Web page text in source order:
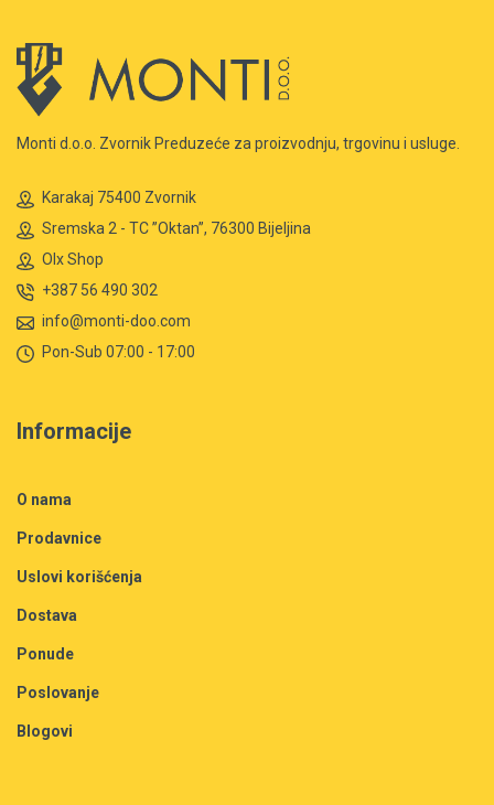
Monti d.o.o. Zvornik Preduzeće za proizvodnju, trgovinu i usluge.
Karakaj 75400 Zvornik
Sremska 2 - TC ”Oktan”, 76300 Bijeljina
Olx Shop
+387 56 490 302
info@monti-doo.com
Pon-Sub 07:00 - 17:00
Informacije
O nama
Prodavnice
Uslovi korišćenja
Dostava
Ponude
Poslovanje
Blogovi